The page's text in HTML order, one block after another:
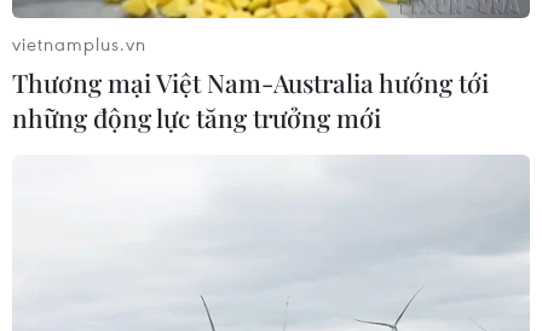
nước có mưa dông
13/08/2022 13:16
Do ảnh hưởng của rãnh áp thấp đi qua khu vực Bắc Bộ,
cùng với vùng hội gió lên đến 5.000m nên ngày 14/8,
Bắc Bộ và Thanh Hóa có mưa rào và dông rải rác, từ
vietnamplus.vn
Thương mại Việt Nam-Australia hướng tới
những động lực tăng trưởng mới